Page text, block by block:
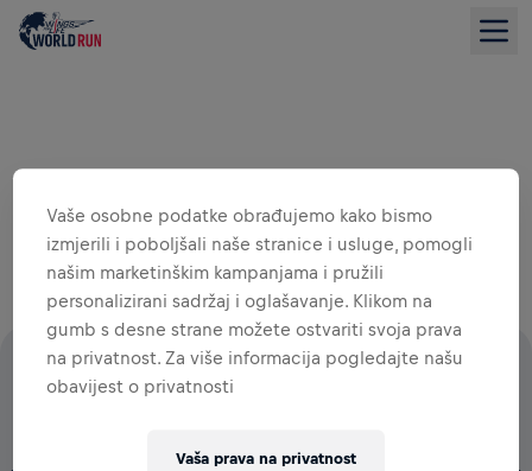
100% IZNOSA SVIH DONACIJA BIT ĆE UTROŠENO NA
Vaše osobne podatke obrađujemo kako bismo
izmjerili i poboljšali naše stranice i usluge, pomogli
našim marketinškim kampanjama i pružili
personalizirani sadržaj i oglašavanje. Klikom na
gumb s desne strane možete ostvariti svoja prava
na privatnost. Za više informacija pogledajte našu
obavijest o privatnosti
Vaša prava na privatnost